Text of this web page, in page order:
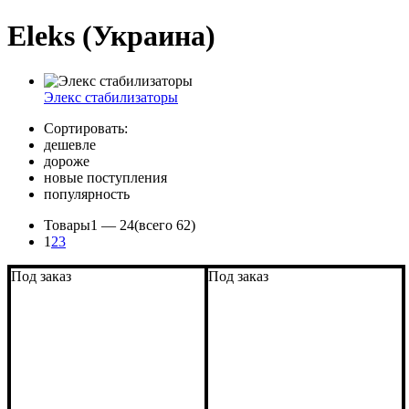
Eleks (Украина)
Элекс стабилизаторы
Сортировать:
дешевле
дороже
новые поступления
популярность
Товары1 — 24(всего 62)
1 23
Под заказ Под заказ